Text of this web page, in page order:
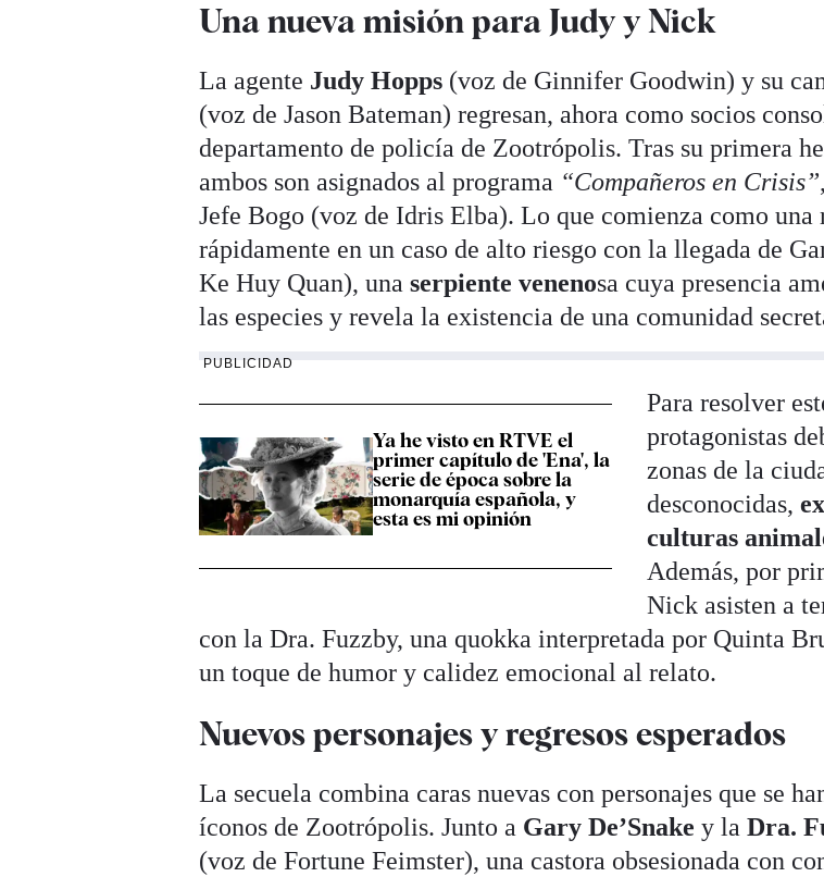
Una nueva misión para Judy y Nick
La agente Judy Hopps (voz de Ginnifer Goodwin) y su
(voz de Jason Bateman) regresan, ahora como socios
departamento de policía de Zootrópolis. Tras su primera
ambos son asignados al programa “Compañeros en Crisis”
Jefe Bogo (voz de Idris Elba). Lo que comienza como una
rápidamente en un caso de alto riesgo con la llegada de
Ke Huy Quan), una serpiente venenosa cuya presencia
las especies y revela la existencia de una comunidad
PUBLICIDAD
Ya he visto en RTVE el
primer capítulo de 'Ena', la
serie de época sobre la
monarquía española, y
esta es mi opinión
Para resolver
protagonistas
zonas de la
desconocidas,
culturas
Además, por
Nick asisten a
con la Dra. Fuzzby, una quokka interpretada por Quinta
un toque de humor y calidez emocional al relato.
Nuevos personajes y regresos esperados
La secuela combina caras nuevas con personajes que se
íconos de Zootrópolis. Junto a Gary De’Snakey laDra.
(voz de Fortune Feimster), una castora obsesionada con